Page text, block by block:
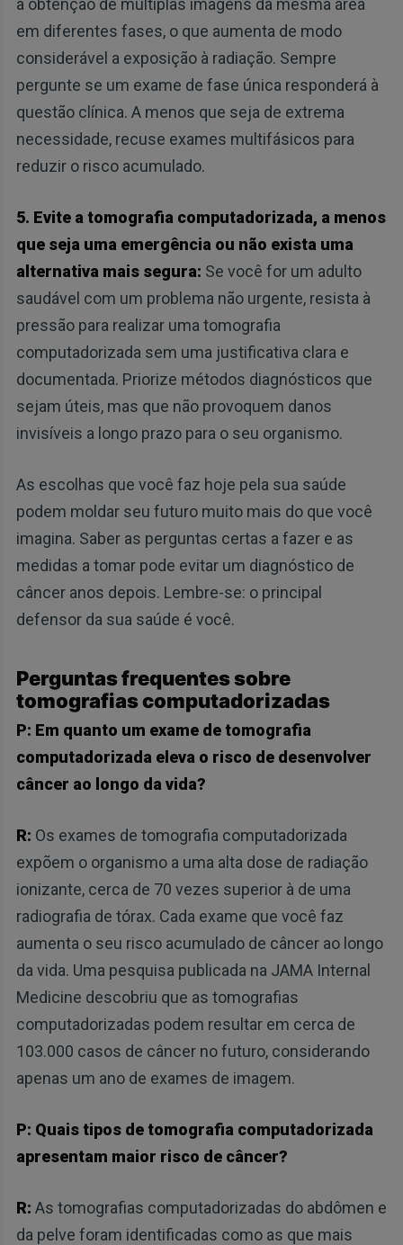
a obtenção de múltiplas imagens da mesma área
em diferentes fases, o que aumenta de modo
considerável a exposição à radiação. Sempre
pergunte se um exame de fase única responderá à
questão clínica. A menos que seja de extrema
necessidade, recuse exames multifásicos para
reduzir o risco acumulado.
5. Evite a tomografia computadorizada, a menos
que seja uma emergência ou não exista uma
alternativa mais segura: Se você for um adulto
saudável com um problema não urgente, resista à
pressão para realizar uma tomografia
computadorizada sem uma justificativa clara e
documentada. Priorize métodos diagnósticos que
sejam úteis, mas que não provoquem danos
invisíveis a longo prazo para o seu organismo.
As escolhas que você faz hoje pela sua saúde
podem moldar seu futuro muito mais do que você
imagina. Saber as perguntas certas a fazer e as
medidas a tomar pode evitar um diagnóstico de
câncer anos depois. Lembre-se: o principal
defensor da sua saúde é você.
Perguntas frequentes sobre
tomografias computadorizadas
P: Em quanto um exame de tomografia
computadorizada eleva o risco de desenvolver
câncer ao longo da vida?
R: Os exames de tomografia computadorizada
expõem o organismo a uma alta dose de radiação
ionizante, cerca de 70 vezes superior à de uma
radiografia de tórax. Cada exame que você faz
aumenta o seu risco acumulado de câncer ao longo
da vida. Uma pesquisa publicada na JAMA Internal
Medicine descobriu que as tomografias
computadorizadas podem resultar em cerca de
103.000 casos de câncer no futuro, considerando
apenas um ano de exames de imagem.
P: Quais tipos de tomografia computadorizada
apresentam maior risco de câncer?
R: As tomografias computadorizadas do abdômen e
da pelve foram identificadas como as que mais